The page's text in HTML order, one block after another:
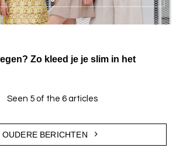
Zo kleed je je slim in het
Seen 5 of the 6 articles
OUDERE BERICHTEN